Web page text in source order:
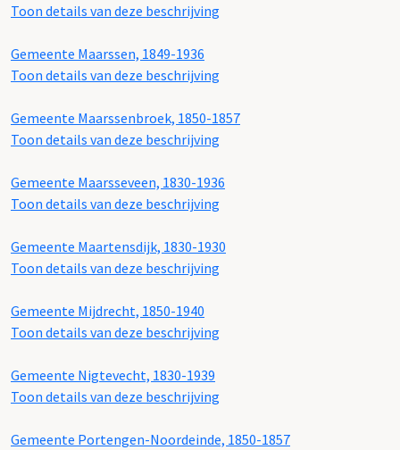
Toon details van deze beschrijving
Gemeente Maarssen, 1849-1936
Toon details van deze beschrijving
Gemeente Maarssenbroek, 1850-1857
Toon details van deze beschrijving
Gemeente Maarsseveen, 1830-1936
Toon details van deze beschrijving
Gemeente Maartensdijk, 1830-1930
Toon details van deze beschrijving
Gemeente Mijdrecht, 1850-1940
Toon details van deze beschrijving
Gemeente Nigtevecht, 1830-1939
Toon details van deze beschrijving
Gemeente Portengen-Noordeinde, 1850-1857